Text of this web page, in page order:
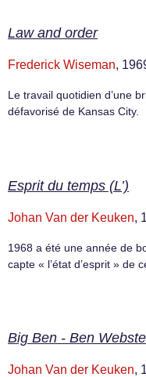
Law and order
Frederick Wiseman,
Le travail quotidien d’une
défavorisé de Kansas City.
Esprit du temps (L’)
Johan Van der Keuken,
1968 a été une année de
capte « l’état d’esprit » de
Big Ben - Ben
Johan Van der Keuken,